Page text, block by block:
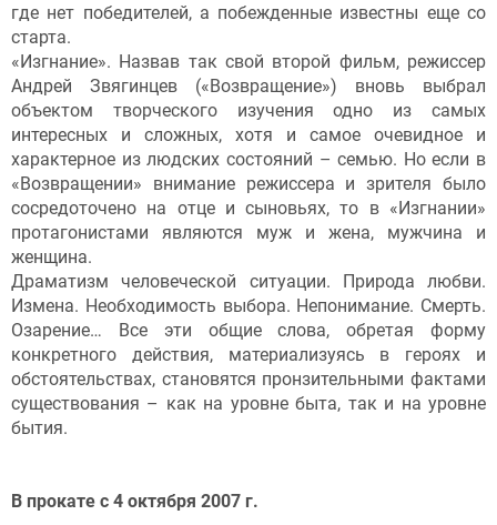
где нет победителей, а побежденные известны еще со
старта.
«Изгнание». Назвав так свой второй фильм, режиссер
Андрей Звягинцев («Возвращение») вновь выбрал
объектом творческого изучения одно из самых
интересных и сложных, хотя и самое очевидное и
характерное из людских состояний – семью. Но если в
«Возвращении» внимание режиссера и зрителя было
сосредоточено на отце и сыновьях, то в «Изгнании»
протагонистами являются муж и жена, мужчина и
женщина.
Драматизм человеческой ситуации. Природа любви.
Измена. Необходимость выбора. Непонимание. Смерть.
Озарение… Все эти общие слова, обретая форму
конкретного действия, материализуясь в героях и
обстоятельствах, становятся пронзительными фактами
существования – как на уровне быта, так и на уровне
бытия.
В прокате с 4 октября 2007 г.